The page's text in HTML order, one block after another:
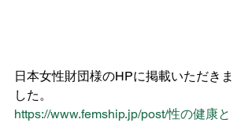
日本女性財団様のHPに掲載いただきま
した。
https://www.femship.jp/post/性の健康と